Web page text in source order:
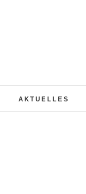
AKTUELLES